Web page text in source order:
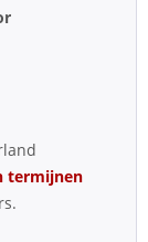
termijnen